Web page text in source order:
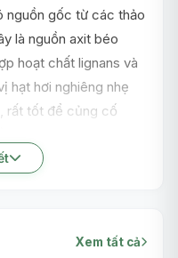
nguồn gốc từ các thảo
là nguồn axit béo
hoạt chất lignans và
hạt hơi nghiêng nhẹ
rất tốt để củng cố
Xem tất cả